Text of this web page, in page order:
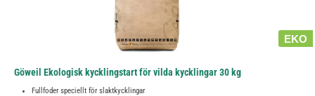
EKO
Göweil Ekologisk kycklingstart för vilda kycklingar 30 kg
Fullfoder speciellt för slaktkycklingar